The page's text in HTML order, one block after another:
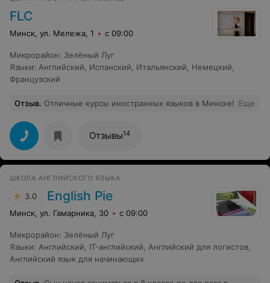
FLC
Минск, ул. Мележа, 1 с 09:00
Микрорайон: Зелёный Луг
Языки: Английский, Испанский, Итальянский, Немецкий,
Французский
Отзыв. Отличные курсы иностранных языков в Минске! Еще
Отзывы14
ШКОЛА АНГЛИЙСКОГО ЯЗЫКА
3.0 English Pie
Минск, ул. Гамарника, 30 с 09:00
Микрорайон: Зелёный Луг
Языки: Английский, IT-английский, Английский для логистов,
Английский язык для начинающих